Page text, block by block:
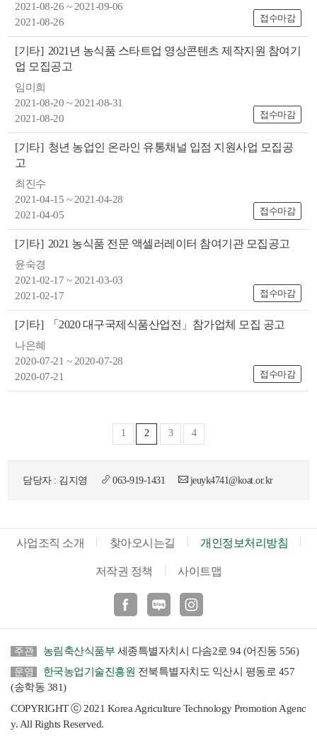
2021-08-26 ~ 2021-09-06
2021-08-26
접수마감
[기타] 2021년 농식품 스타트업 영상콘텐츠 제작지원 참여기
업 모집공고
임미희
2021-08-20 ~ 2021-08-31
2021-08-20
접수마감
[기타] 청년 농업인 온라인 유통채널 입점 지원사업 모집공
고
최진수
2021-04-15 ~ 2021-04-28
2021-04-05
접수마감
[기타] 2021 농식품 전문 액셀러레이터 참여기관 모집공고
윤숙경
2021-02-17 ~ 2021-03-03
2021-02-17
접수마감
[기타] 「2020 대구국제식품산업전」참가업체 모집 공고
나은혜
2020-07-21 ~ 2020-07-28
2020-07-21
접수마감
1 2 3 4
담당자 : 김지영 063-919-1431 jeuyk4741@koat.or.kr
사업조직 소개 찾아오시는길 개인정보처리방침
저작권 정책 사이트맵
인스타
주관 농림축산식품부 세종특별자치시 다솜2로 94 (어진동 556)
운영 한국농업기술진흥원 전북특별자치도 익산시 평동로 457
(송학동 381)
COPYRIGHT ⓒ 2021 Korea Agriculture Technology Promotion Agenc
y. All Rights Reserved.